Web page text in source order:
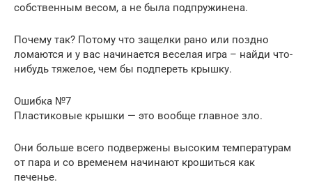
собственным весом, а не была подпружинена.
Почему так? Потому что защелки рано или поздно
ломаются и у вас начинается веселая игра – найди что-
нибудь тяжелое, чем бы подпереть крышку.
Ошибка №7
Пластиковые крышки — это вообще главное зло.
Они больше всего подвержены высоким температурам
от пара и со временем начинают крошиться как
печенье.